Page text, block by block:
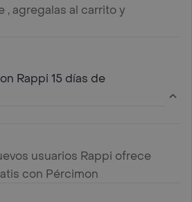
, agregalas al carrito y
Rappi 15 días de
usuarios Rappi ofrece
con Pércimon